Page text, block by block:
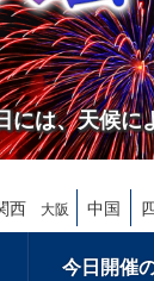
は、天候に
西 大阪 中国
今日開催